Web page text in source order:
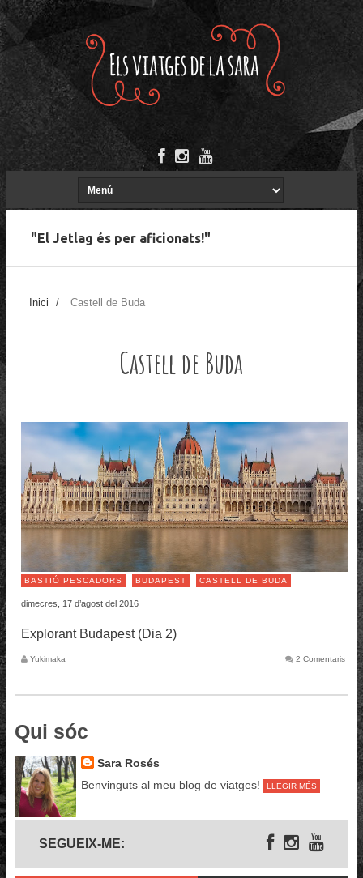
"El Jetlag és per aficionats!"
Inici / Castell de Buda
Castell de Buda
BASTIÓ PESCADORS BUDAPEST CASTELL DE BUDA
dimecres, 17 d’agost del 2016
Explorant Budapest (Dia 2)
Yukimaka 2 Comentaris
Qui sóc
Sara Rosés
Benvinguts al meu blog de viatges!
LLEGIR MÉS
SEGUEIX-ME: